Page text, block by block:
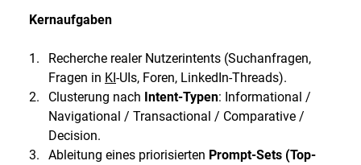
Kernaufgaben
Recherche realer Nutzerintents (Suchanfragen,
Fragen in KI -UIs, Foren, LinkedIn-Threads).
Clusterung nach Intent-Typen: Informational /
Navigational / Transactional / Comparative /
Decision.
Ableitung eines priorisierten Prompt-Sets (Top-